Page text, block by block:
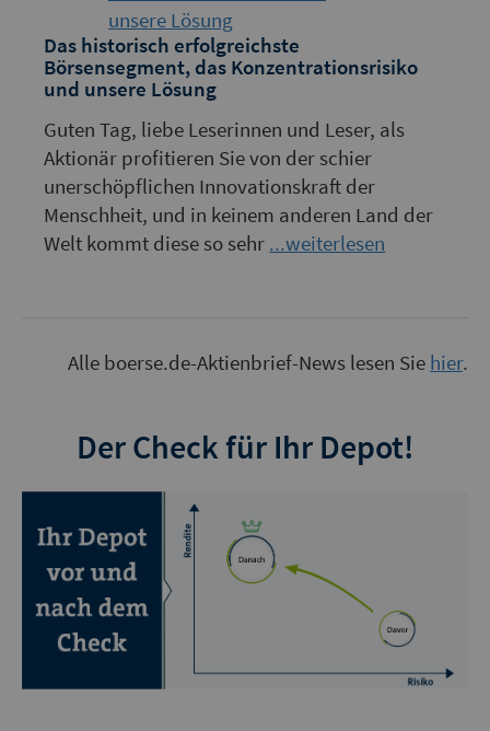
Das historisch erfolgreichste
Börsensegment, das Konzentrationsrisiko
und unsere Lösung
Guten Tag, liebe Leserinnen und Leser, als
Aktionär profitieren Sie von der schier
unerschöpflichen Innovationskraft der
Menschheit, und in keinem anderen Land der
Welt kommt diese so sehr ...weiterlesen
Alle boerse.de-Aktienbrief-News lesen Sie hier.
Der Check für Ihr Depot!